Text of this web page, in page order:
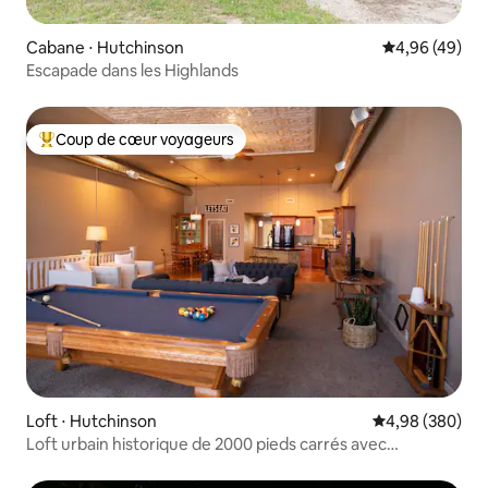
Cabane ⋅ Hutchinson Évaluation
4,96 (49)
Escapade dans les Highlands
Coups de cœur voyageurs les plus appréciés
Coup de cœur voyageurs
Loft ⋅ Hutchinson Évaluation
4,98 (380)
Loft urbain historique de 2000 pieds carrés avec